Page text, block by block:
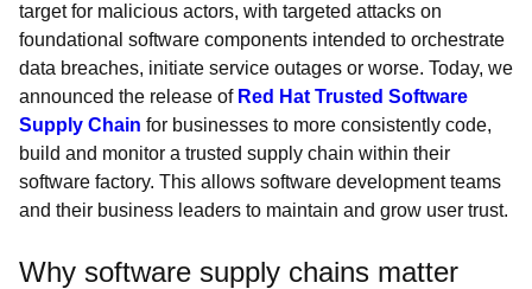
target for malicious actors, with targeted attacks on
foundational software components intended to orchestrate
data breaches, initiate service outages or worse. Today, we
announced the release of Red Hat Trusted Software
Supply Chain for businesses to more consistently code,
build and monitor a trusted supply chain within their
software factory. This allows software development teams
and their business leaders to maintain and grow user trust.
Why software supply chains matter